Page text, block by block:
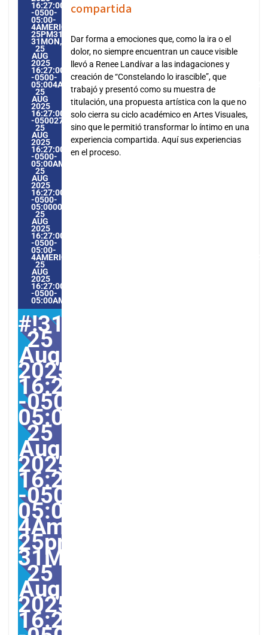
16:27:00
-0500-
05:00-
4AMERICA/GUAYAQUIL3131AMERICA/GUAYAQUIL202531
25PM31PM-
31MON,
25
AUG
2025
16:27:00
-0500-
05:004AMERICA/GUAYAQUIL3131AMERICA/
25
AUG
2025
16:27:00
-0500274278PMMONDAY=1009#!31MON,
25
AUG
2025
16:27:00
-0500-
05:00AMERICA/GUAYAQUIL8#AUG#!31MON,
25
AUG
2025
16:27:00
-0500-
05:000031#/31MON,
25
AUG
2025
16:27:00
-0500-
05:00-
4AMERICA/GUAYAQUIL3131AMERICA/
25
AUG
2025
16:27:00
-0500-
05:00AMERICA/GUAYAQUIL8#
#!31Mon,
25
Aug
2025
16:27:00
-0500-
05:000031#31Mon,
25
Aug
2025
16:27:00
-0500-
05:00-
4America/
25pm31pm-
31Mon,
25
Aug
2025
16:27:00
compartida
Dar forma a emociones que, como la ira o el
dolor, no siempre encuentran un cauce visible
llevó a Renee Landívar a las indagaciones y
creación de “Constelando lo irascible”, que
trabajó y presentó como su muestra de
titulación, una propuesta artística con la que no
solo cierra su ciclo académico en Artes Visuales,
sino que le permitió transformar lo íntimo en una
experiencia compartida. Aquí sus experiencias
en el proceso.